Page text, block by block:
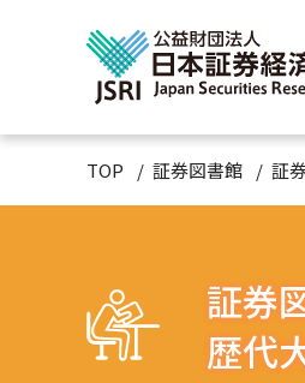
TOP 証券図書館 証
証券
歴代